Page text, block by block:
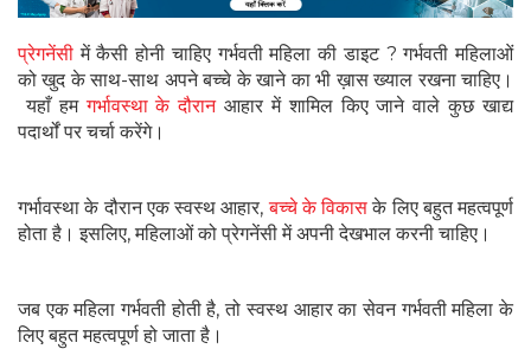
प्रेगनेंसी में कैसी होनी चाहिए गर्भवती महिला की डाइट ? गर्भवती महिलाओं
को खुद के साथ-साथ अपने बच्चे के खाने का भी ख़ास ख्याल रखना चाहिए।
यहाँ हमगर्भावस्था के दौरानआहार में शामिल किए जाने वाले कुछ खाद्य
पदार्थों पर चर्चा करेंगे।
गर्भावस्था के दौरान एक स्वस्थ आहार,बच्चे के विकासके लिए बहुत महत्वपूर्ण
होता है। इसलिए, महिलाओं को प्रेगनेंसी में अपनी देखभाल करनी चाहिए।
जब एक महिला गर्भवती होती है, तो स्वस्थ आहार का सेवन गर्भवती महिला के
लिए बहुत महत्वपूर्ण हो जाता है।